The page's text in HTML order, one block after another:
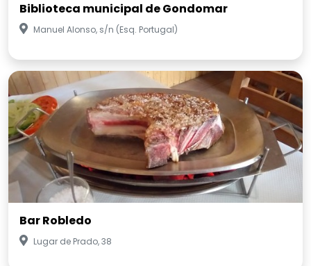
Biblioteca municipal de Gondomar
Manuel Alonso, s/n (Esq. Portugal)
Bar Robledo
Lugar de Prado, 38